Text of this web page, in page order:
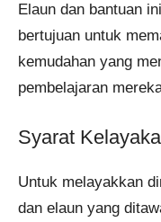
Elaun dan bantuan
bertujuan untuk
kemudahan yang
pembelajaran
Syarat
Untuk melayakkan
dan elaun yang